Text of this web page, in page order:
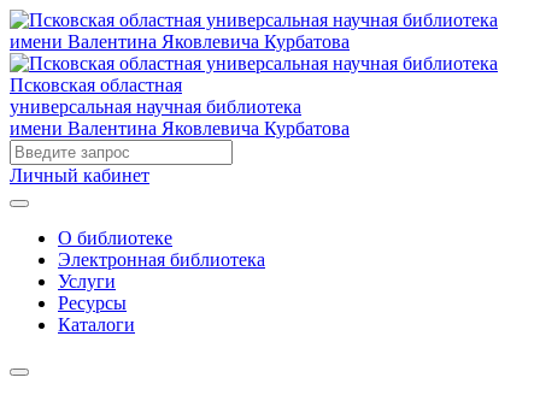
Псковская областная
универсальная научная библиотека
имени Валентина Яковлевича Курбатова
Личный кабинет
О библиотеке
Электронная библиотека
Услуги
Ресурсы
Каталоги